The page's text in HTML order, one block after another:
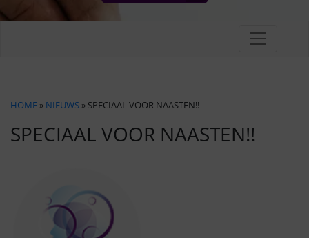
HOME » NIEUWS » SPECIAAL VOOR NAASTEN!!
SPECIAAL VOOR NAASTEN!!